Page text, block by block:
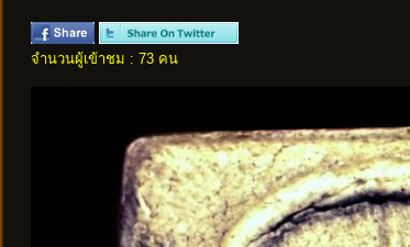
จำนวนผู้เข้าชม : 73 คน